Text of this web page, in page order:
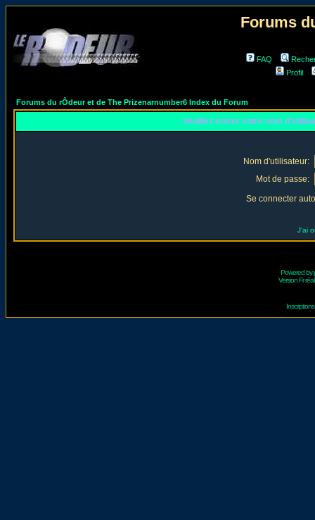
Forums
FAQ
Profil
Forums du rÔdeur et de The Prizenarnumber6 Index du Forum
Veuillez entrer votre nom
Nom d'utilisateur:
Mot de passe:
Se connecter
J'ai
Powered by
Version Fr